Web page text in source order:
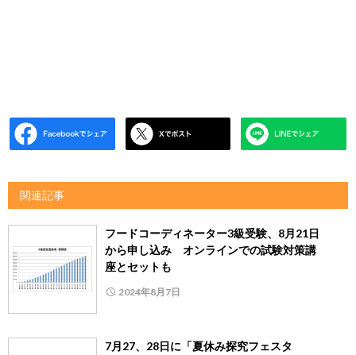
関連記事
フードコーディネーター3級受験、8月21日
から申し込み オンラインでの試験対策講
座とセットも
2024年8月7日
7月27、28日に「夏休み探究フェスタ